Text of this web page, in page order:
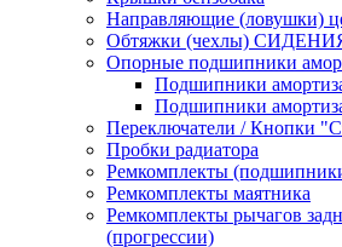
Направляющие (ловушки)
Обтяжки (чехлы)
Опорные подшипники
Подшипники
Подшипники
Переключатели / Кнопки
Пробки радиатора
Ремкомплекты
Ремкомплекты маятника
Ремкомплекты рычагов
(прогрессии)